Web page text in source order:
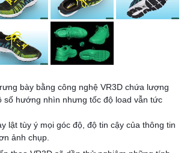
bày bằng công nghệ VR3D chứa lượng
số hướng nhìn nhưng tốc độ load vẫn tức
lật tùy ý mọi góc độ, độ tin cậy của thông tin
ảnh chụp.